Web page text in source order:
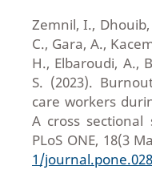
Zemnil, I.,
C., Gara, A.,
H., Elbaroudi, A.,
S. (2023).
care workers
A cross sectional
PLoS ONE, 18(3
1/